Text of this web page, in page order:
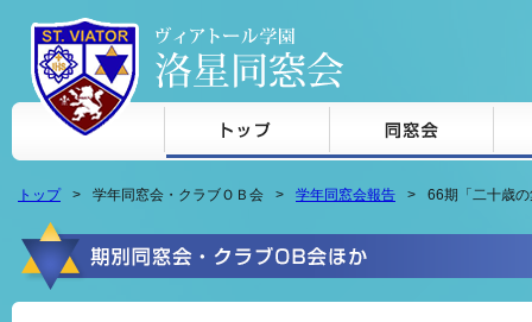
本文へジャンプ
トップ 学年同窓会・クラブＯＢ会 学年同窓会報告 66期「二十歳